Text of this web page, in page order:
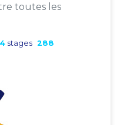
toutes les
stages 288